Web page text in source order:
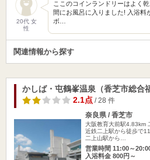
20代 女
性
ここのコインランドリーはよく
間にお風呂に入りました! 入浴料
ボ…
関連情報から探す
かしば・屯鶴峯温泉（香芝市総合
2.1点/ 28 件
奈良県 / 香芝市
大阪教育大前駅4.83km
近鉄二上駅から徒歩で
二上山駅から…
営業時間 11:00～
入浴料金 800円～